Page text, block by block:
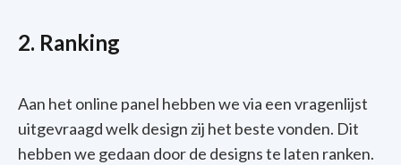
2. Ranking
Aan het online panel hebben we via een vragenlijst
uitgevraagd welk design zij het beste vonden. Dit
hebben we gedaan door de designs te laten ranken.